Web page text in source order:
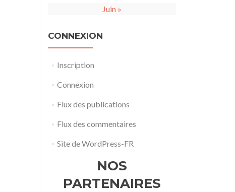
Juin »
CONNEXION
Inscription
Connexion
Flux des publications
Flux des commentaires
Site de WordPress-FR
NOS
PARTENAIRES